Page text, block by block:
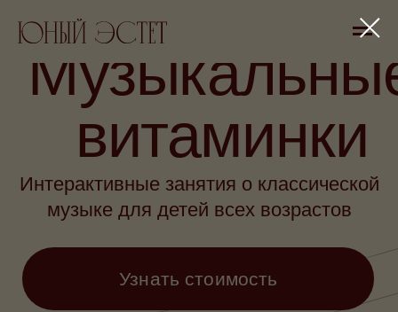
Музыкальные
витаминки
Интерактивные занятия о классической
музыке для детей всех возрастов